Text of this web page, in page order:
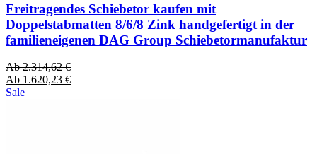
Freitragendes Schiebetor kaufen mit
Doppelstabmatten 8/6/8 Zink handgefertigt in der
familieneigenen DAG Group Schiebetormanufaktur
Ab2.314,62€
Ab 1.620,23 €
Sale